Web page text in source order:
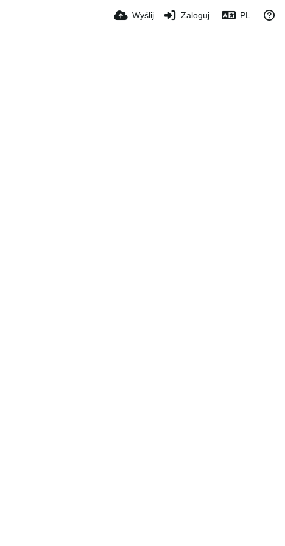
Wyślij Zaloguj PL